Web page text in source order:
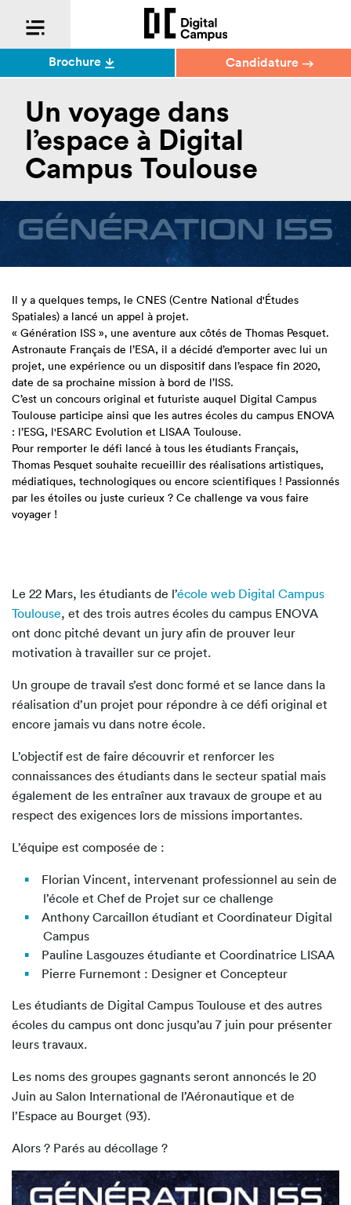
Un voyage dans
l’espace à Digital
Campus Toulouse
Il y a quelques temps, le CNES (Centre National d'Études
Spatiales) a lancé un appel à projet.
« Génération ISS », une aventure aux côtés de Thomas Pesquet.
Astronaute Français de l’ESA, il a décidé d’emporter avec lui un
projet, une expérience ou un dispositif dans l’espace fin 2020,
date de sa prochaine mission à bord de l’ISS.
C’est un concours original et futuriste auquel Digital Campus
Toulouse participe ainsi que les autres écoles du campus ENOVA
: l’ESG, l'ESARC Evolution et LISAA Toulouse.
Pour remporter le défi lancé à tous les étudiants Français,
Thomas Pesquet souhaite recueillir des réalisations artistiques,
médiatiques, technologiques ou encore scientifiques ! Passionnés
par les étoiles ou juste curieux ? Ce challenge va vous faire
voyager !
Le 22 Mars, les étudiants de l’école web Digital Campus
Toulouse, et des trois autres écoles du campus ENOVA
ont donc pitché devant un jury afin de prouver leur
motivation à travailler sur ce projet.
Un groupe de travail s’est donc formé et se lance dans la
réalisation d’un projet pour répondre à ce défi original et
encore jamais vu dans notre école.
L’objectif est de faire découvrir et renforcer les
connaissances des étudiants dans le secteur spatial mais
également de les entraîner aux travaux de groupe et au
respect des exigences lors de missions importantes.
L’équipe est composée de :
Florian Vincent, intervenant professionnel au sein de
l’école et Chef de Projet sur ce challenge
Anthony Carcaillon étudiant et Coordinateur Digital
Campus
Pauline Lasgouzes étudiante et Coordinatrice LISAA
Pierre Furnemont : Designer et Concepteur
Les étudiants de Digital Campus Toulouse et des autres
écoles du campus ont donc jusqu’au 7 juin pour présenter
leurs travaux.
Les noms des groupes gagnants seront annoncés le 20
Juin au Salon International de l’Aéronautique et de
l’Espace au Bourget (93).
Alors ? Parés au décollage ?
Brochure Candidature